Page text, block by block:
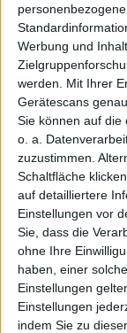
Werbung und
werden.
Mit Ihrer
Gerätescans
Sie können auf die
o. a.
zuzustimmen.
Schaltfläche
auf detailliertere
Einstellungen vor
Sie, dass die
ohne Ihre
haben, einer
Einstellungen
Einstellungen
indem Sie zu
Retro Tischkicker
für iPhone und
iPad erschienen
Kopf des
entsprechende
losgelassen.
eingestellt
realistisch